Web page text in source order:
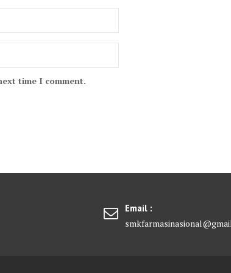
time I comment.
Email :